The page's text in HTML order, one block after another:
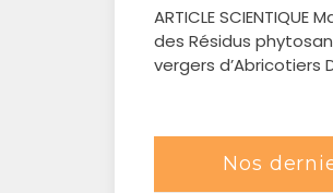
ARTICLE
des Résidus
vergers d’Abricotiers
Nos